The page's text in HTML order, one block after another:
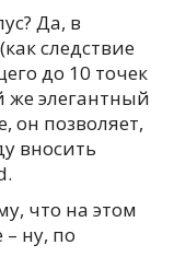
Да, в
следствие
до 10 точек
же элегантный
он позволяет,
вносить
что на этом
ну, по